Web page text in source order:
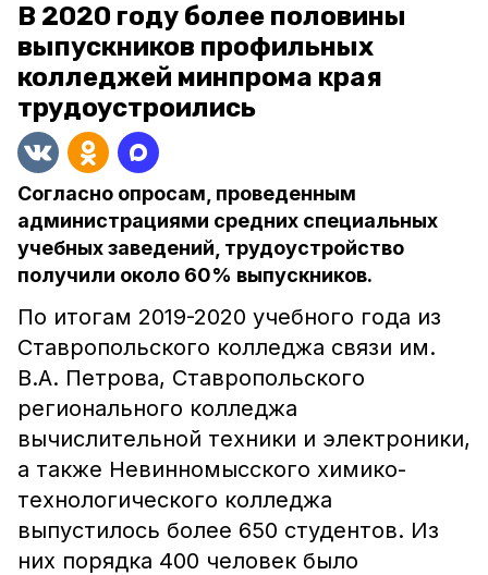
В 2020 году более половины
выпускников профильных
колледжей минпрома края
трудоустроились
Согласно опросам, проведенным
администрациями средних специальных
учебных заведений, трудоустройство
получили около 60% выпускников.
По итогам 2019-2020 учебного года из
Ставропольского колледжа связи им.
В.А. Петрова, Ставропольского
регионального колледжа
вычислительной техники и электроники,
а также Невинномысского химико-
технологического колледжа
выпустилось более 650 студентов. Из
них порядка 400 человек было